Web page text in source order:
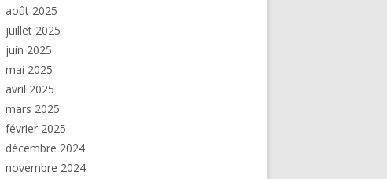
août 2025
juillet 2025
juin 2025
mai 2025
avril 2025
mars 2025
février 2025
décembre 2024
novembre 2024